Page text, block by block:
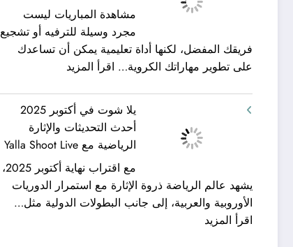
سحر
البحر
وجمال
مع
شركة
جلوبال
ألفا
ترافيل
العفش
تعرف
كيف
الحصول
خدمات
عفش
مريحة
وخالية
مشاهدة المباريات ليست
مجرد وسيلة للترفيه أو تشجيع
فريقك المفضل، لكنها أداة تعليمية يمكن أن تساعدك
على تطوير مهاراتك الكروية… اقرأ المزيد
مهاراتك
الكروية
من
خلال
مشاهدة
المباريات
يلا شوت في أكتوبر 2025
أحدث التحديثات والإثارة
الرياضية مع Yalla Shoot Live
مع اقتراب نهاية أكتوبر 2025،
يشهد عالم الرياضة ذروة الإثارة مع استمرار الدوريات
الأوروبية والعربية، إلى جانب البطولات الدولية مثل…
اقرأ المزيد